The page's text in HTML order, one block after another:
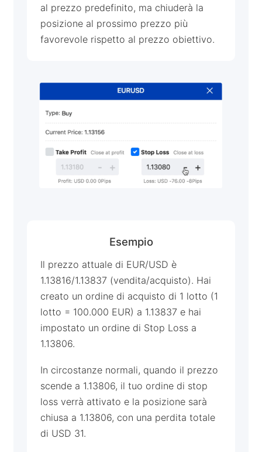
al prezzo predefinito, ma chiuderà la
posizione al prossimo prezzo più
favorevole rispetto al prezzo obiettivo.
Esempio
Il prezzo attuale di EUR/USD è
1.13816/1.13837 (vendita/acquisto). Hai
creato un ordine di acquisto di 1 lotto (1
lotto = 100.000 EUR) a 1.13837 e hai
impostato un ordine di Stop Loss a
1.13806.
In circostanze normali, quando il prezzo
scende a 1.13806, il tuo ordine di stop
loss verrà attivato e la posizione sarà
chiusa a 1.13806, con una perdita totale
di USD 31.